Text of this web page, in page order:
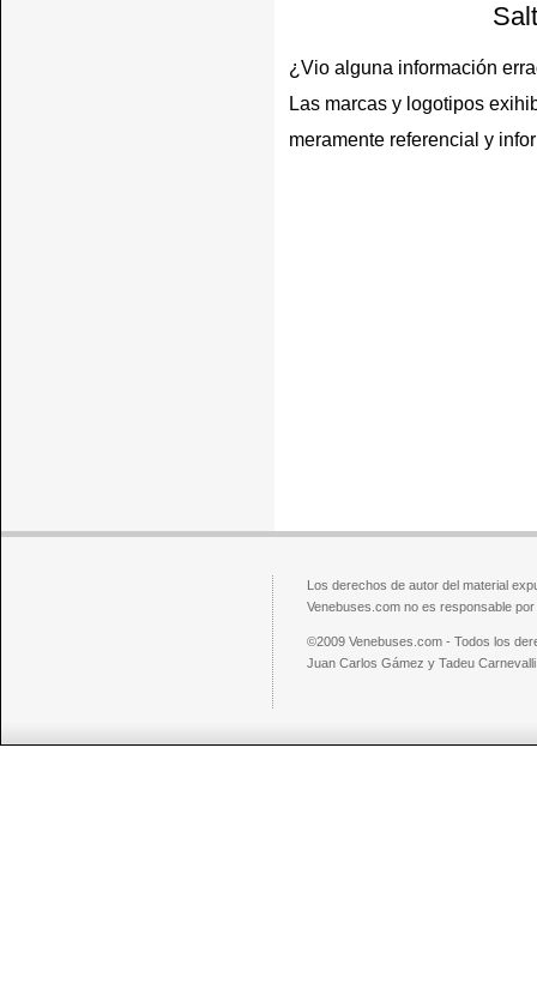
¿Vio alguna información
Las marcas y logotipos
meramente referencial y
Los derechos de autor del material
Venebuses.com no es responsable
©2009 Venebuses.com - Todos los
Juan Carlos Gámez y Tadeu Carnevalli